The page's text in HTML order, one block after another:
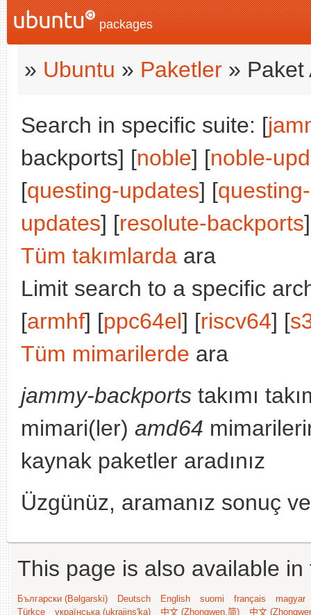
packages
» Ubuntu » Paketler » Paket
Search in specific suite: [
backports] [noble] [noble-
[questing-updates] [
updates] [resolute-backports
Tüm takımlarda ara
Limit search to a specific
[armhf] [ppc64el] [riscv64] [
Tüm mimarilerde ara
jammy-backports takımı
mimari(ler) amd64
kaynak paketler aradınız
Üzgünüz, aramanız sonuç
This page is also available
Български (Bəlgarski) Deutsch English suomi français
magyar
Türkçe
українська (ukrajins'ka) 中文 (Zhongwen,简) 中文